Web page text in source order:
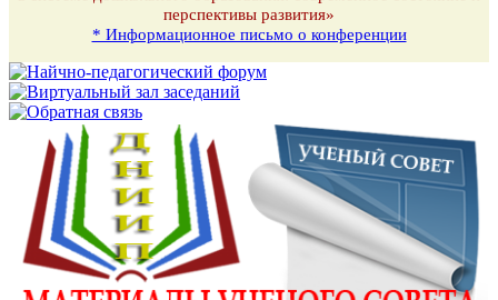
перспективы развития»
* Информационное письмо о конференции